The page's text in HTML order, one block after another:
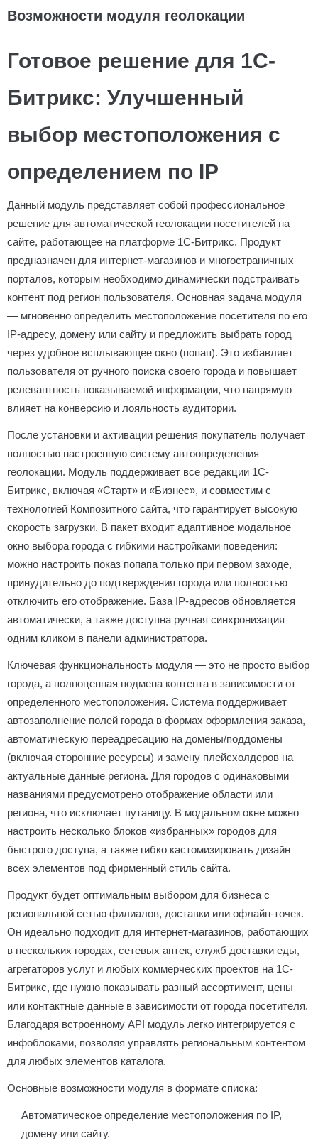
Возможности модуля геолокации
Готовое решение для 1С-
Битрикс: Улучшенный
выбор местоположения с
определением по IP
Данный модуль представляет собой профессиональное
решение для автоматической геолокации посетителей на
сайте, работающее на платформе 1С-Битрикс. Продукт
предназначен для интернет-магазинов и многостраничных
порталов, которым необходимо динамически подстраивать
контент под регион пользователя. Основная задача модуля
— мгновенно определить местоположение посетителя по его
IP-адресу, домену или сайту и предложить выбрать город
через удобное всплывающее окно (попап). Это избавляет
пользователя от ручного поиска своего города и повышает
релевантность показываемой информации, что напрямую
влияет на конверсию и лояльность аудитории.
После установки и активации решения покупатель получает
полностью настроенную систему автоопределения
геолокации. Модуль поддерживает все редакции 1С-
Битрикс, включая «Старт» и «Бизнес», и совместим с
технологией Композитного сайта, что гарантирует высокую
скорость загрузки. В пакет входит адаптивное модальное
окно выбора города с гибкими настройками поведения:
можно настроить показ попапа только при первом заходе,
принудительно до подтверждения города или полностью
отключить его отображение. База IP-адресов обновляется
автоматически, а также доступна ручная синхронизация
одним кликом в панели администратора.
Ключевая функциональность модуля — это не просто выбор
города, а полноценная подмена контента в зависимости от
определенного местоположения. Система поддерживает
автозаполнение полей города в формах оформления заказа,
автоматическую переадресацию на домены/поддомены
(включая сторонние ресурсы) и замену плейсхолдеров на
актуальные данные региона. Для городов с одинаковыми
названиями предусмотрено отображение области или
региона, что исключает путаницу. В модальном окне можно
настроить несколько блоков «избранных» городов для
быстрого доступа, а также гибко кастомизировать дизайн
всех элементов под фирменный стиль сайта.
Продукт будет оптимальным выбором для бизнеса с
региональной сетью филиалов, доставки или офлайн-точек.
Он идеально подходит для интернет-магазинов, работающих
в нескольких городах, сетевых аптек, служб доставки еды,
агрегаторов услуг и любых коммерческих проектов на 1С-
Битрикс, где нужно показывать разный ассортимент, цены
или контактные данные в зависимости от города посетителя.
Благодаря встроенному API модуль легко интегрируется с
инфоблоками, позволяя управлять региональным контентом
для любых элементов каталога.
Основные возможности модуля в формате списка:
Автоматическое определение местоположения по IP,
домену или сайту.